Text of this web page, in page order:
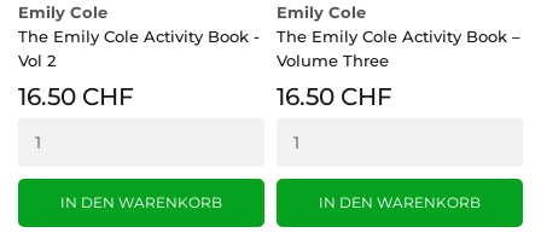
Emily Cole
The Emily Cole Activity Book -
Vol 2
16.50 CHF
IN DEN WARENKORB
Emily Cole
The Emily Cole Activity Book –
Volume Three
16.50 CHF
IN DEN WARENKORB